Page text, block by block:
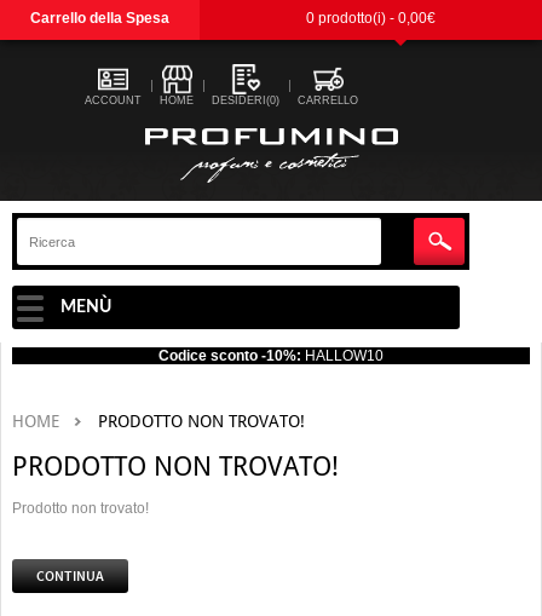
Carrello della Spesa 0 prodotto(i) - 0,00€
ACCOUNT HOME DESIDERI(0) CARRELLO
MENÙ
Codice sconto -10%: HALLOW10
HOME PRODOTTO NON TROVATO!
PRODOTTO NON TROVATO!
Prodotto non trovato!
CONTINUA